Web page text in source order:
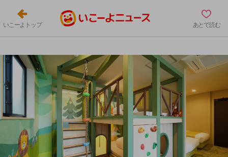
いこーよトップ あとで読む